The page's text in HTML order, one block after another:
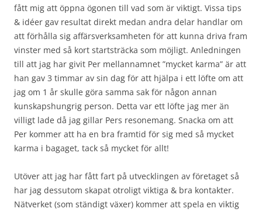
fått mig att öppna ögonen till vad som är viktigt. Vissa tips
& idéer gav resultat direkt medan andra delar handlar om
att förhålla sig affärsverksamheten för att kunna driva fram
vinster med så kort startsträcka som möjligt. Anledningen
till att jag har givit Per mellannamnet ”mycket karma” är att
han gav 3 timmar av sin dag för att hjälpa i ett löfte om att
jag om 1 år skulle göra samma sak för någon annan
kunskapshungrig person. Detta var ett löfte jag mer än
villigt lade då jag gillar Pers resonemang. Snacka om att
Per kommer att ha en bra framtid för sig med så mycket
karma i bagaget, tack så mycket för allt!
Utöver att jag har fått fart på utvecklingen av företaget så
har jag dessutom skapat otroligt viktiga & bra kontakter.
Nätverket (som ständigt växer) kommer att spela en viktig